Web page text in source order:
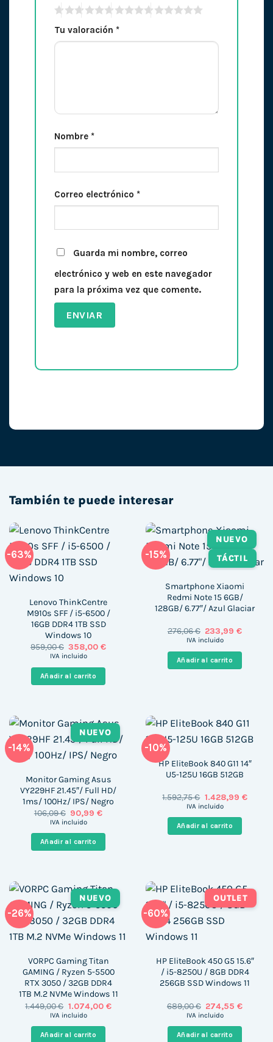
Tu valoración *
Nombre *
Correo electrónico *
Guarda mi nombre, correo
electrónico y web en este navegador
para la próxima vez que comente.
También te puede interesar
-63%
Lenovo ThinkCentre
M910s SFF / i5-6500 /
16GB DDR4 1TB SSD
Windows 10
959,00€ El
precio
era:
959,00 €.
358,00€El
IVA incluido
Añadir al carrito
-15%
NUEVO
TÁCTIL
Smartphone Xiaomi
Redmi Note 15 6GB/
128GB/ 6.77″/ Azul Glaciar
276,06€ El
precio
era:
276,06 €.
233,99€El
es:
IVA incluido
Añadir al carrito
-14%
NUEVO
Monitor Gaming Asus
VY229HF 21.45″/ Full HD/
1ms/ 100Hz/ IPS/ Negro
106,09€ El
precio
era:
106,09 €.
90,99€El
es:
90,99 €.
IVA incluido
Añadir al carrito
-10%
HP EliteBook 840 G11 14″
U5-125U 16GB 512GB
1.592,75€ El
precio
era:
1.592,75 €.
1.428,99 €El
IVA incluido
Añadir al carrito
-26%
NUEVO
VORPC Gaming Titan
GAMING / Ryzen 5-5500
RTX 3050 / 32GB DDR4
1TB M.2 NVMe Windows 11
1.449,00€ El
precio
era:
1.449,00 €.
1.074,00 €El
IVA incluido
Añadir al carrito
-60%
OUTLET
HP EliteBook 450 G5 15.6″
/ i5-8250U / 8GB DDR4
256GB SSD Windows 11
689,00€ El
precio
era:
689,00 €.
274,55€El
IVA incluido
Añadir al carrito